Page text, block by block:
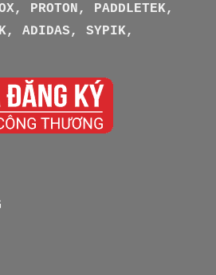
PROTON, PADDLETEK,
ADIDAS, SYPIK,